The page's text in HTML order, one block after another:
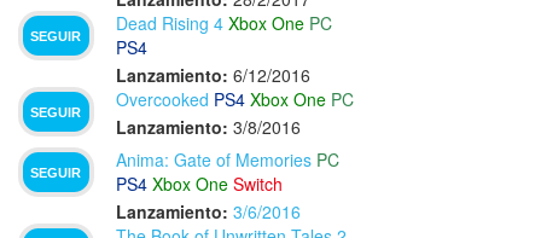
SEGUIR
Dead Rising 4 Xbox One PC
PS4
Lanzamiento: 6/12/2016
SEGUIR
Overcooked PS4 Xbox One PC
Lanzamiento: 3/8/2016
SEGUIR
Anima: Gate of Memories PC
PS4 Xbox One Switch
Lanzamiento: 3/6/2016